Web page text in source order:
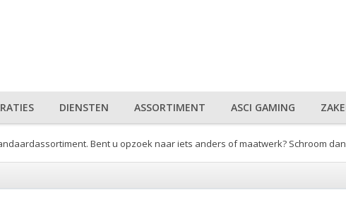
DIENSTEN ASSORTIMENT ASCI GAMING
Bent u opzoek naar iets anders of maatwerk? Schroom